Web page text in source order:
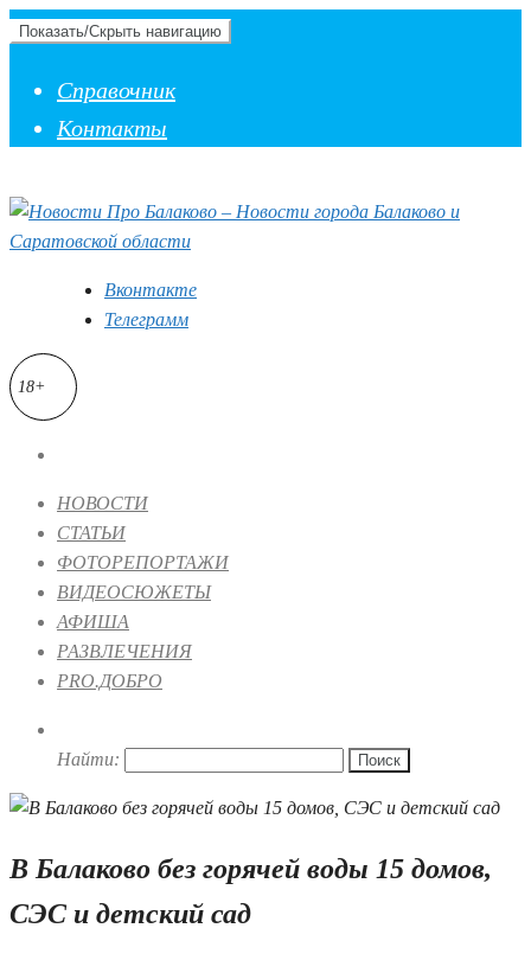
Показать/Скрыть навигацию
Справочник
Контакты
Вконтакте
Телеграмм
18+
НОВОСТИ
СТАТЬИ
ФОТОРЕПОРТАЖИ
ВИДЕОСЮЖЕТЫ
АФИША
РАЗВЛЕЧЕНИЯ
PRO.ДОБРО
Найти:
В Балаково без горячей воды 15 домов,
СЭС и детский сад